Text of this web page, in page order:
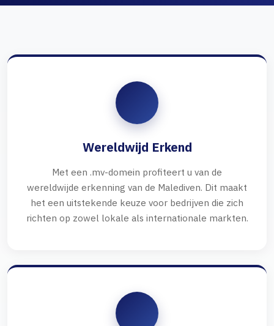
Wereldwijd Erkend
Met een .mv-domein profiteert u van de
wereldwijde erkenning van de Malediven. Dit maakt
het een uitstekende keuze voor bedrijven die zich
richten op zowel lokale als internationale markten.